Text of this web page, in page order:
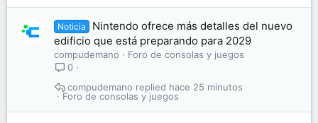
Noticia
Nintendo ofrece más detalles del nuevo
edificio que está preparando para 2029
compudemano
Foro de consolas y juegos
0
Foro de consolas y juegos
hace 25 minutos
compudemano